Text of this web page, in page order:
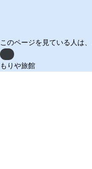
このページを見ている人は、
Previous
もりや旅館